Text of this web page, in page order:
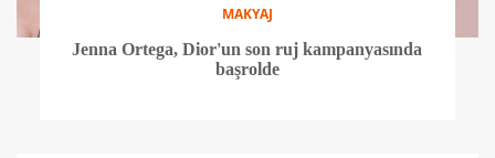
MAKYAJ
Jenna Ortega, Dior'un son ruj kampanyasında
başrolde